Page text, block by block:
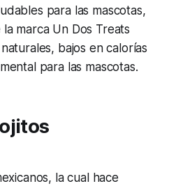
para las mascotas,
marca Un Dos Treats
bajos en calorías
para las mascotas.
la cual hace